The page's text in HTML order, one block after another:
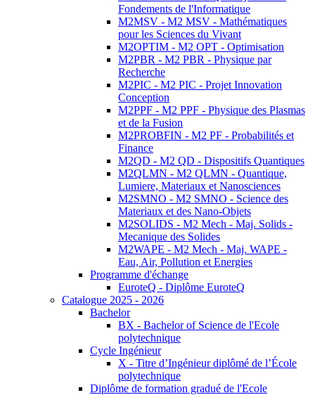
Fondements de l'Informatique
M2MSV - M2 MSV - Mathématiques
pour les Sciences du Vivant
M2OPTIM - M2 OPT - Optimisation
M2PBR - M2 PBR - Physique par
Recherche
M2PIC - M2 PIC - Projet Innovation
Conception
M2PPF - M2 PPF - Physique des Plasmas
et de la Fusion
M2PROBFIN - M2 PF - Probabilités et
Finance
M2QD - M2 QD - Dispositifs Quantiques
M2QLMN - M2 QLMN - Quantique,
Lumiere, Materiaux et Nanosciences
M2SMNO - M2 SMNO - Science des
Materiaux et des Nano-Objets
M2SOLIDS - M2 Mech - Maj. Solids -
Mecanique des Solides
M2WAPE - M2 Mech - Maj. WAPE -
Eau, Air, Pollution et Energies
Programme d'échange
EuroteQ - Diplôme EuroteQ
Catalogue 2025 - 2026
Bachelor
BX - Bachelor of Science de l'Ecole
polytechnique
Cycle Ingénieur
X - Titre d’Ingénieur diplômé de l’École
polytechnique
Diplôme de formation gradué de l'Ecole